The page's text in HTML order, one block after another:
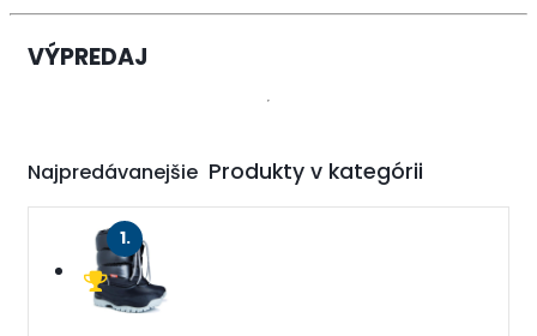
VÝPREDAJ
Najpredávanejšie
1.